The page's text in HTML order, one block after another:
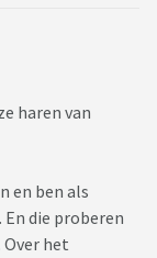
haren van
en ben als
die proberen
het